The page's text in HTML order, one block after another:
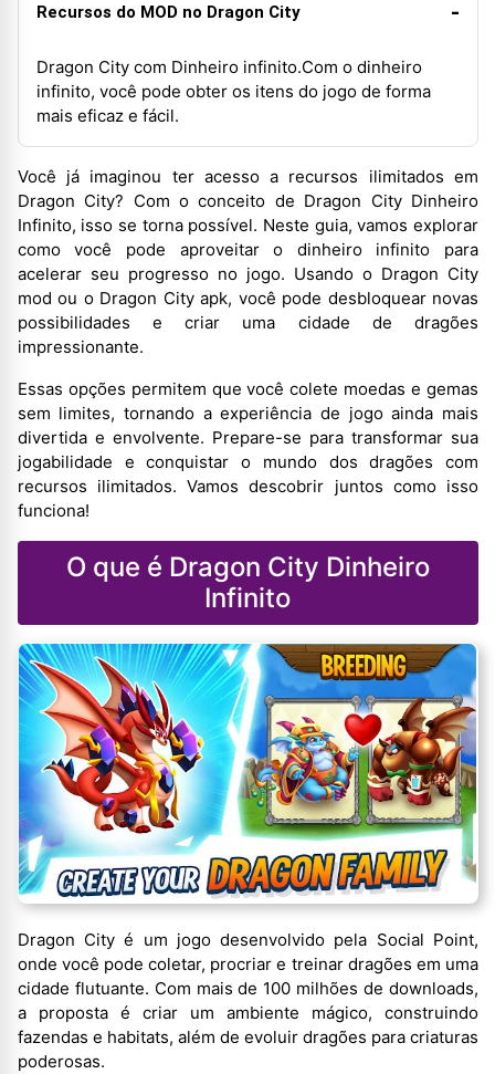
Recursos do MOD no Dragon City
Dragon City com Dinheiro infinito.Com o dinheiro
infinito, você pode obter os itens do jogo de forma
mais eficaz e fácil.
Você já imaginou ter acesso a recursos ilimitados em
Dragon City? Com o conceito de Dragon City Dinheiro
Infinito, isso se torna possível. Neste guia, vamos explorar
como você pode aproveitar o dinheiro infinito para
acelerar seu progresso no jogo. Usando o Dragon City
mod ou o Dragon City apk, você pode desbloquear novas
possibilidades e criar uma cidade de dragões
impressionante.
Essas opções permitem que você colete moedas e gemas
sem limites, tornando a experiência de jogo ainda mais
divertida e envolvente. Prepare-se para transformar sua
jogabilidade e conquistar o mundo dos dragões com
recursos ilimitados. Vamos descobrir juntos como isso
funciona!
O que é Dragon City Dinheiro
Infinito
Dragon City é um jogo desenvolvido pela Social Point,
onde você pode coletar, procriar e treinar dragões em uma
cidade flutuante. Com mais de 100 milhões de downloads,
a proposta é criar um ambiente mágico, construindo
fazendas e habitats, além de evoluir dragões para criaturas
poderosas.